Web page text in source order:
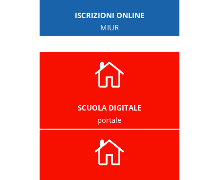
ISCRIZIONI ONLINE
MIUR

SCUOLA DIGITALE
portale
